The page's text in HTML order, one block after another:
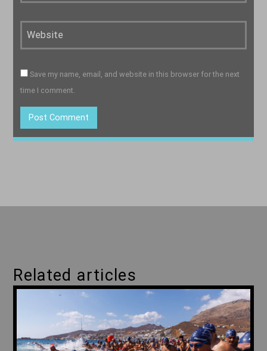
Save my name, email, and website in this browser for the next
time I comment.
Related articles